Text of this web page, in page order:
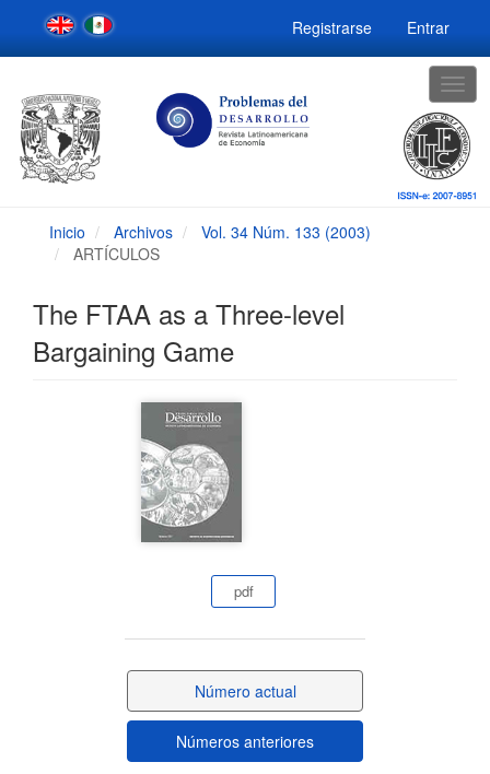
Navegación
principal
Contenido
Barra
lateral
Registrarse Entrar
Inicio Archivos
Vol. 34 Núm. 133 (2003)
ARTÍCULOS
The FTAA as a Three-level
Bargaining Game
pdf
Número actual
Números anteriores